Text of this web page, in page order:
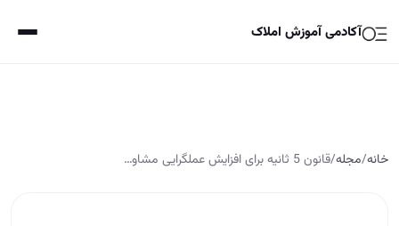
آکادمی آموزش املاک
خانه/مجله/قانون 5 ثانیه برای افزایش عملگرایی مشاو…